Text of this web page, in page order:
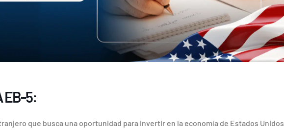
EB-5:
que busca una oportunidad para invertir en la economía de Estados Unidos